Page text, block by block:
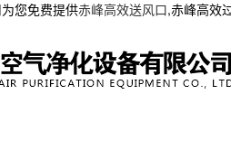
您免费提供赤峰高效送风口,赤峰高效